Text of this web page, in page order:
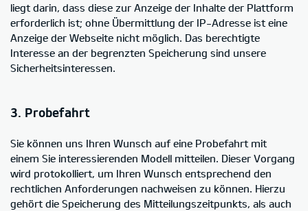
liegt darin, dass diese zur Anzeige der Inhalte der Plattform
erforderlich ist; ohne Übermittlung der IP-Adresse ist eine
Anzeige der Webseite nicht möglich. Das berechtigte
Interesse an der begrenzten Speicherung sind unsere
Sicherheitsinteressen.
3. Probefahrt
Sie können uns Ihren Wunsch auf eine Probefahrt mit
einem Sie interessierenden Modell mitteilen. Dieser Vorgang
wird protokolliert, um Ihren Wunsch entsprechend den
rechtlichen Anforderungen nachweisen zu können. Hierzu
gehört die Speicherung des Mitteilungszeitpunkts, als auch